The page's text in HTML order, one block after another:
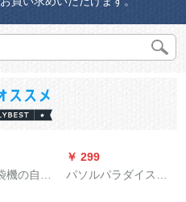
機の自動
￥ 299
パソルパラダイスの